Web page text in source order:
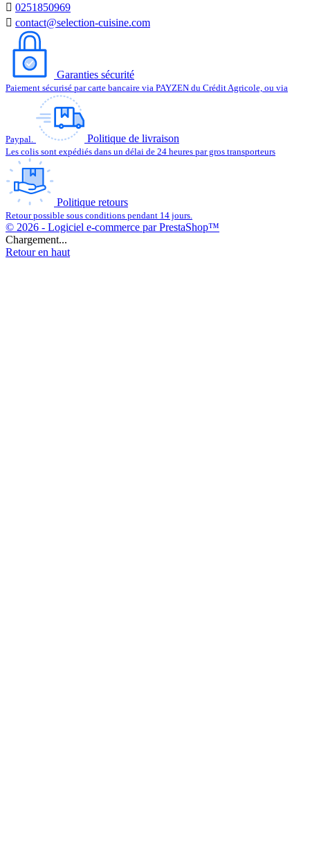
 0251850969
 contact@selection-cuisine.com
Garanties sécurité
Paiement sécurisé par carte bancaire via PAYZEN du Crédit Agricole, ou via
Paypal. Politique de livraison
Les colis sont expédiés dans un délai de 24 heures par gros transporteurs
Politique retours
Retour possible sous conditions pendant 14 jours.
© 2026 - Logiciel e-commerce par PrestaShop™
Chargement...
Retour en haut